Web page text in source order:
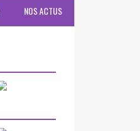
NOS ACTUS